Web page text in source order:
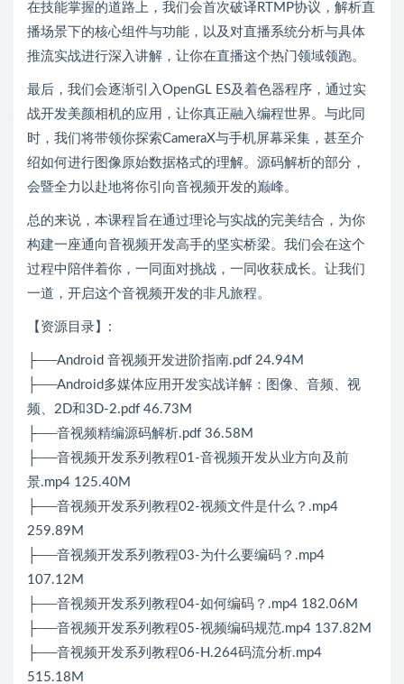
在技能掌握的道路上，我们会首次破译RTMP协议，解析直
播场景下的核心组件与功能，以及对直播系统分析与具体
推流实战进行深入讲解，让你在直播这个热门领域领跑。
最后，我们会逐渐引入OpenGL ES及着色器程序，通过实
战开发美颜相机的应用，让你真正融入编程世界。与此同
时，我们将带领你探索CameraX与手机屏幕采集，甚至介
绍如何进行图像原始数据格式的理解。源码解析的部分，
会暨全力以赴地将你引向音视频开发的巅峰。
总的来说，本课程旨在通过理论与实战的完美结合，为你
构建一座通向音视频开发高手的坚实桥梁。我们会在这个
过程中陪伴着你，一同面对挑战，一同收获成长。让我们
一道，开启这个音视频开发的非凡旅程。
【资源目录】:
├──Android 音视频开发进阶指南.pdf 24.94M
├──Android多媒体应用开发实战详解：图像、音频、视
频、2D和3D-2.pdf 46.73M
├──音视频精编源码解析.pdf 36.58M
├──音视频开发系列教程01-音视频开发从业方向及前
景.mp4 125.40M
├──音视频开发系列教程02-视频文件是什么？.mp4
259.89M
├──音视频开发系列教程03-为什么要编码？.mp4
107.12M
├──音视频开发系列教程04-如何编码？.mp4 182.06M
├──音视频开发系列教程05-视频编码规范.mp4 137.82M
├──音视频开发系列教程06-H.264码流分析.mp4
515.18M